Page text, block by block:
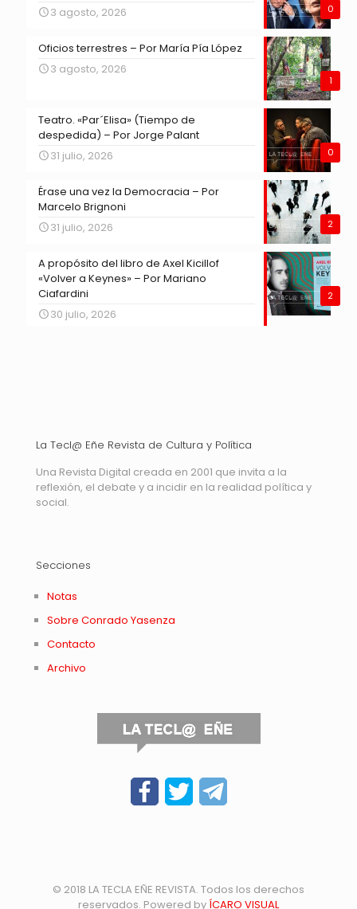
0
3 agosto, 2026
1
Oficios terrestres – Por María Pía López
3 agosto, 2026
0
Teatro. «Par´Elisa» (Tiempo de
despedida) – Por Jorge Palant
31 julio, 2026
2
Érase una vez la Democracia – Por
Marcelo Brignoni
31 julio, 2026
2
A propósito del libro de Axel Kicillof
«Volver a Keynes» – Por Mariano
Ciafardini
30 julio, 2026
La Tecl@ Eñe Revista de Cultura y Política
Una Revista Digital creada en 2001 que invita a la
reflexión, el debate y a incidir en la realidad política y
social.
Secciones
Notas
Sobre Conrado Yasenza
Contacto
Archivo
© 2018 LA TECLA EÑE REVISTA. Todos los derechos
reservados. Powered by ÍCARO VISUAL